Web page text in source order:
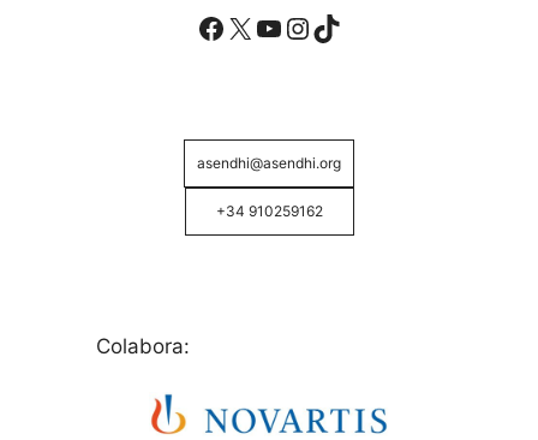
Facebook
X YouTube
Instagram
TikTok
asendhi@asendhi.org
+34 910259162
Colabora: